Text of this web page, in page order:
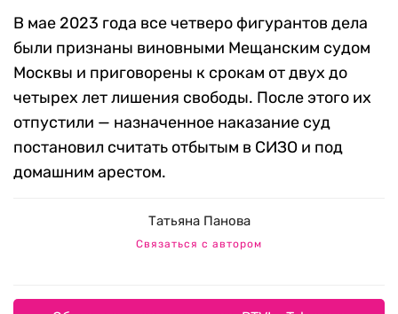
В мае 2023 года все четверо фигурантов дела
были признаны виновными Мещанским судом
Москвы и приговорены к срокам от двух до
четырех лет лишения свободы. После этого их
отпустили — назначенное наказание суд
постановил считать отбытым в СИЗО и под
домашним арестом.
Татьяна Панова
Связаться с автором